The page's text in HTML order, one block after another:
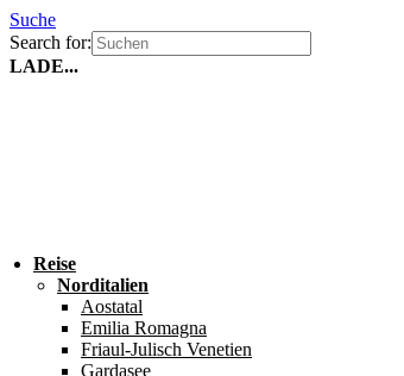
Suche
Search for:
LADE...
Reise
Norditalien
Aostatal
Emilia Romagna
Friaul-Julisch Venetien
Gardasee